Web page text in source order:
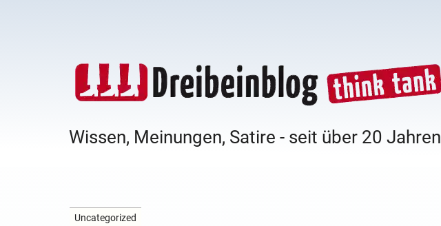
Wissen, Meinungen, Satire - seit über 20 Jahren
Uncategorized